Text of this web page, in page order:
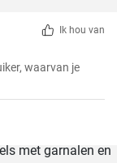
Ik hou van
waarvan je